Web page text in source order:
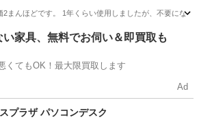
2まんほどです。 1年くらい使用しましたが、不要にな
み野駅 収納家具
い家具、無料でお伺い＆即買取も
くてもOK！最大限買取します
Ad
プラザ パソコンデスク